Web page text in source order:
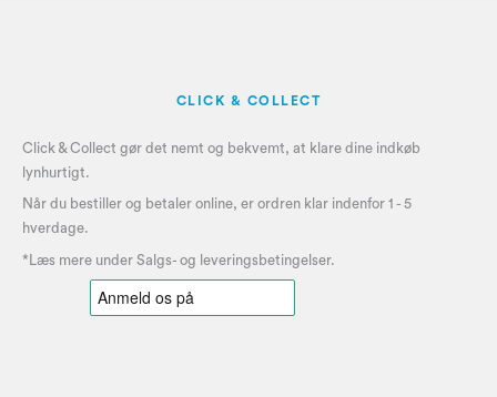
CLICK & COLLECT
Click & Collect gør det nemt og bekvemt, at klare dine indkøb
lynhurtigt.
Når du bestiller og betaler online, er ordren klar indenfor 1 - 5
hverdage.
*Læs mere under Salgs- og leveringsbetingelser.